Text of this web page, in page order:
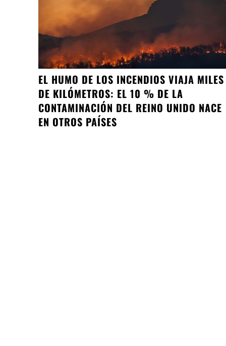
EL HUMO DE LOS INCENDIOS VIAJA MILES
DE KILÓMETROS: EL 10 % DE LA
CONTAMINACIÓN DEL REINO UNIDO NACE
EN OTROS PAÍSES